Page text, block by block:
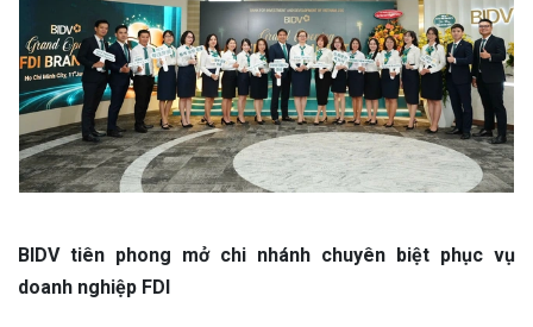
BIDV tiên phong mở chi nhánh chuyên biệt phục vụ
doanh nghiệp FDI